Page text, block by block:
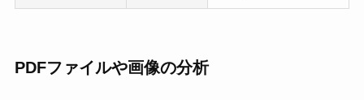
PDFファイルや画像の分析